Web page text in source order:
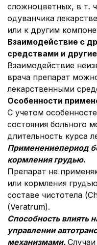
сложноцветных, в т.
одуванчика
или к другим
Взаимодействие с
средствами и
Взаимодействие
врача препарат
лекарственными
Особенности
С учетом
состояния больного
длительность курса
Применениепериод
кормления грудью.
Препарат не
или кормления
составе чистотела
(Veratrum).
Способность влиять
управлении
механизмами.